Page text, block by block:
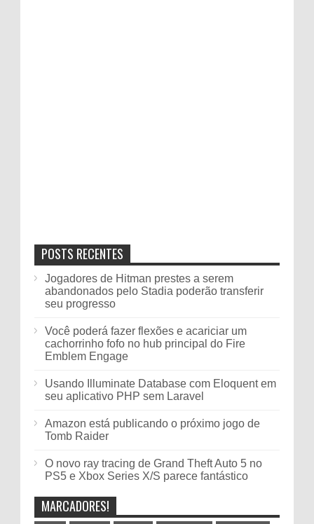
POSTS RECENTES
Jogadores de Hitman prestes a serem
abandonados pelo Stadia poderão transferir
seu progresso
Você poderá fazer flexões e acariciar um
cachorrinho fofo no hub principal do Fire
Emblem Engage
Usando Illuminate Database com Eloquent em
seu aplicativo PHP sem Laravel
Amazon está publicando o próximo jogo de
Tomb Raider
O novo ray tracing de Grand Theft Auto 5 no
PS5 e Xbox Series X/S parece fantástico
MARCADORES!